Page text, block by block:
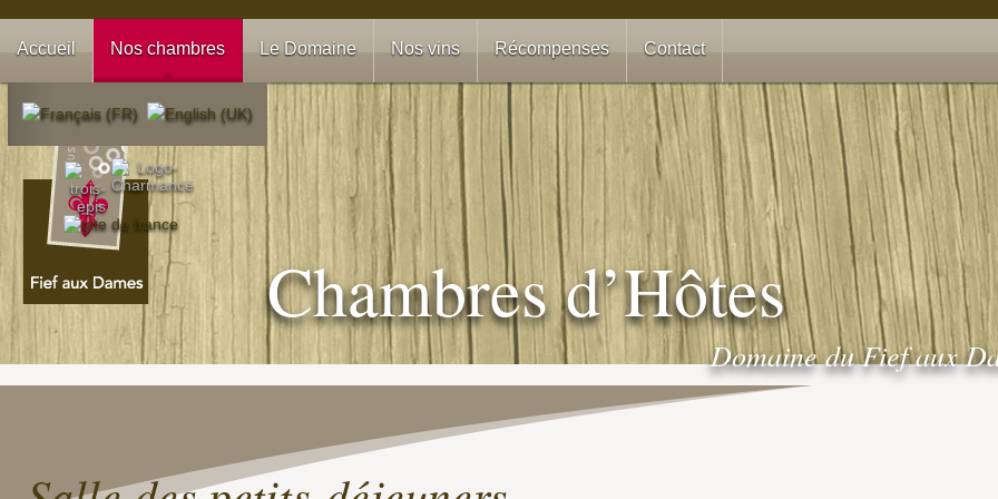
Accueil Nos chambres Le Domaine Nos vins Récompenses Contact
Chambres d’Hôtes
Domaine du Fief aux